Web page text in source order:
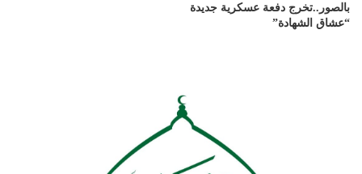
بالصور..تخرج دفعة عسكرية جديدة
“عشاق الشهادة”